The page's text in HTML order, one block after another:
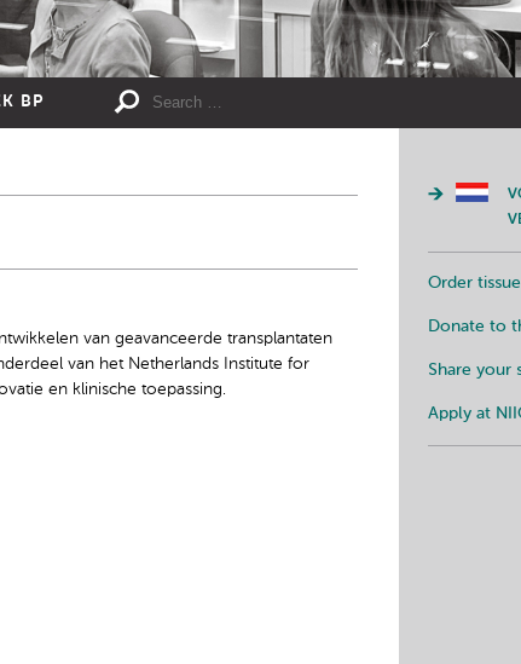
BP
van geavanceerde transplantaten
van het Netherlands Institute for
en klinische toepassing.
Order
Donate to
Share your
Apply at